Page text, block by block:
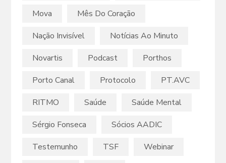
Mova
Mês Do Coração
Nação Invisível
Notícias Ao Minuto
Novartis
Podcast
Porthos
Porto Canal
Protocolo
PT.AVC
RITMO
Saúde
Saúde Mental
Sérgio Fonseca
Sócios AADIC
Testemunho
TSF
Webinar